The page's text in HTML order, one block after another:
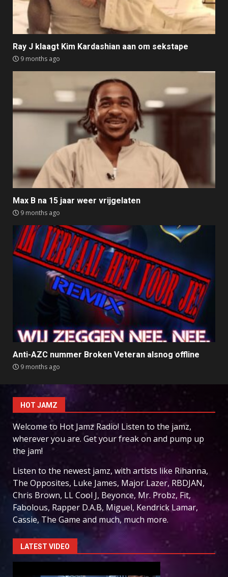
Ray J klaagt Kim Kardashian aan om sekstape
9 months ago
Max B na 15 jaar weer vrijgelaten
9 months ago
Anti-AZC nummer Broken Veteran alsnog offline
9 months ago
HOT JAMZ
Welcome to Hot Jamz Radio! Listen to the jamz,
wherever you are. Get your freak on and pump up
the jam!
Listen to the newest jamz, with artists like Rihanna,
The Opposites, Luke James, Major Lazer, RBDJAN,
Chris Brown, LL Cool J, Beyonce, Mr. Probz, Fit,
Fabolous, Rapper D.A.B, Miguel, Kendrick Lamar,
Cassie, The Game and much, much more.
LATEST VIDEO